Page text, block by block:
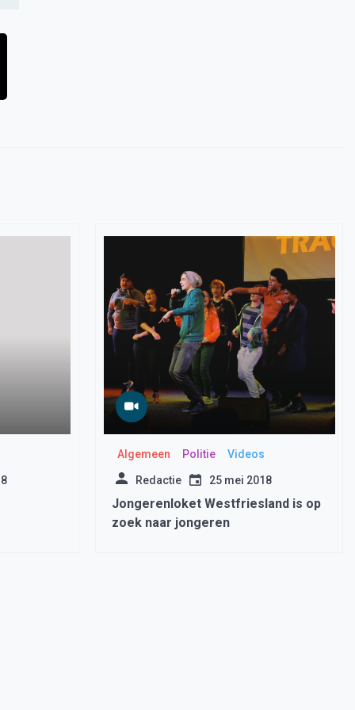
Algemeen Politie Videos
Redactie 25 mei 2018
Jongerenloket Westfriesland is op
zoek naar jongeren